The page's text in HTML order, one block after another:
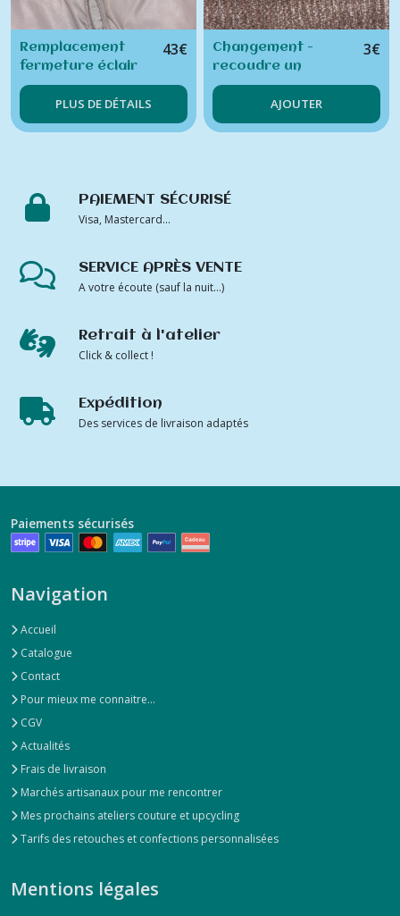
Remplacement
fermeture éclair
poche vêtement
doublé
43€
PLUS DE DÉTAILS
Changement -
recoudre un
bouton / pression /
agraphe (hors
fournitures)
3€
AJOUTER
PAIEMENT SÉCURISÉ
Visa, Mastercard...
SERVICE APRÈS VENTE
A votre écoute (sauf la nuit...)
Retrait à l'atelier
Click & collect !
Expédition
Des services de livraison adaptés
Paiements sécurisés
Navigation
Accueil
Catalogue
Contact
Pour mieux me connaitre...
CGV
Actualités
Frais de livraison
Marchés artisanaux pour me rencontrer
Mes prochains ateliers couture et upcycling
Tarifs des retouches et confections personnalisées
Mentions légales